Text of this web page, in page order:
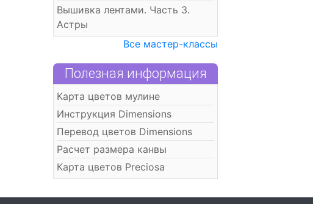
Вышивка лентами. Часть 3.
Астры
Все мастер-классы
Полезная информация
Карта цветов мулине
Инструкция Dimensions
Перевод цветов Dimensions
Расчет размера канвы
Карта цветов Preciosa